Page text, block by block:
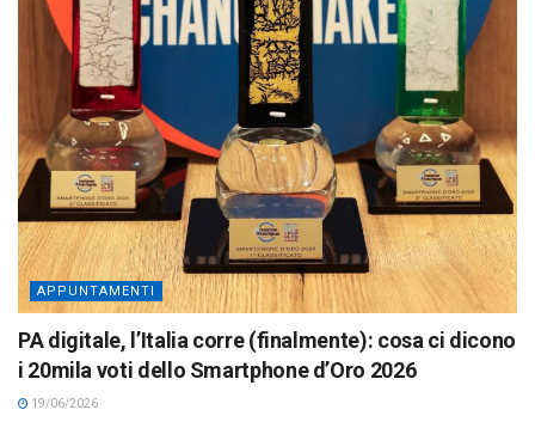
APPUNTAMENTI
PA digitale, l’Italia corre (finalmente): cosa ci dicono
i 20mila voti dello Smartphone d’Oro 2026
19/06/2026